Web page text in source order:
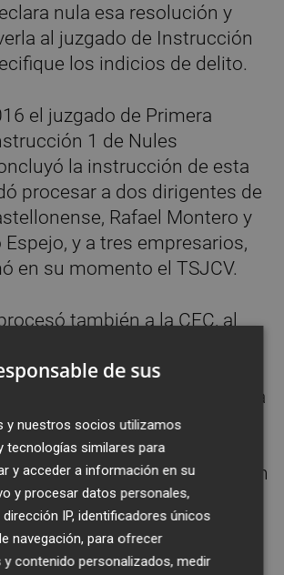
nula esa resolución y
al juzgado de Instrucción
los indicios de delito.
el juzgado de Primera
1 de Nules
la instrucción de esta
procesar a dos dirigentes de
Rafael Montero y
y a tres empresarios,
en su momento el TSJCV.
también a la CEC, al
y Formación
Castellón, dependiente de la
autonómica Cierval, y a
--academias y
que supuestamente
falsas que permitieron
millones de euros
CEC por Cierval de los 12
última de la Generalitat
de sus
y nuestros socios utilizamos
tecnologías similares para
y acceder a información en su
y procesar datos personales,
IP, identificadores únicos
navegación, para ofrecer
y contenido personalizados, medir